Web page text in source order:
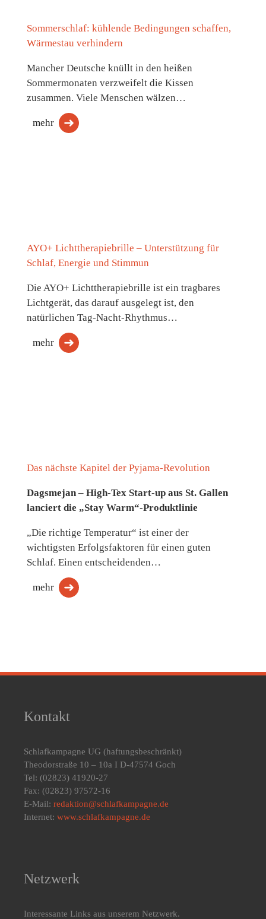
Sommerschlaf: kühlende Bedingungen schaffen,
Wärmestau verhindern
Mancher Deutsche knüllt in den heißen
Sommermonaten verzweifelt die Kissen
zusammen. Viele Menschen wälzen…
mehr
AYO+ Lichttherapiebrille – Unterstützung für
Schlaf, Energie und Stimmun
Die AYO+ Lichttherapiebrille ist ein tragbares
Lichtgerät, das darauf ausgelegt ist, den
natürlichen Tag-Nacht-Rhythmus…
mehr
Das nächste Kapitel der Pyjama-Revolution
Dagsmejan – High-Tex Start-up aus St. Gallen
lanciert die „Stay Warm“-Produktlinie
„Die richtige Temperatur“ ist einer der
wichtigsten Erfolgsfaktoren für einen guten
Schlaf. Einen entscheidenden…
mehr
Kontakt
Schlafkampagne UG (haftungsbeschränkt)
Theodorstraße 10 – 10a I D-47574 Goch
Tel: (02823) 41920-27
Fax: (02823) 97572-16
E-Mail: redaktion@schlafkampagne.de
Internet: www.schlafkampagne.de
Netzwerk
Interessante Links aus unserem Netzwerk.